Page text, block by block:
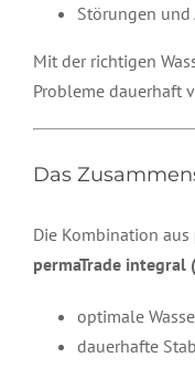
Störungen und
Mit der richtigen
Probleme dauerhaft
Das
Die Kombination aus
permaTrade integral
optimale
dauerhafte